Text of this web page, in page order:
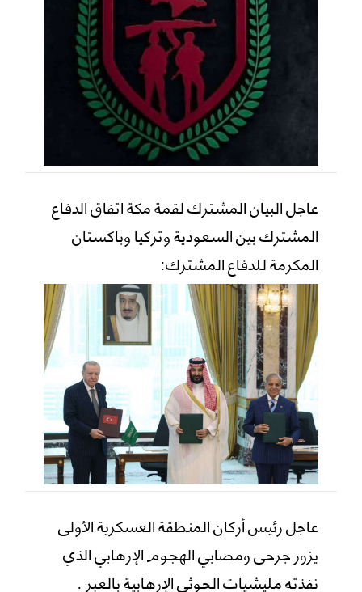
عاجل البيان المشترك لقمة مكة اتفاق الدفاع
المشترك بين السعودية وتركيا وباكستان
المكرمة للدفاع المشترك:
عاجل رئيس أركان المنطقة العسكرية الأولى
يزور جرحى ومصابي الهجوم الإرهابي الذي
نفذته مليشيات الحوثي الإرهابية بالعبر .